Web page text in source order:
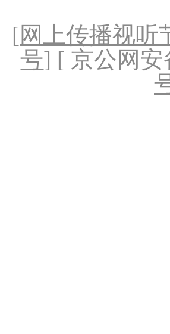
[网上传播视听
号] [ 京公网安